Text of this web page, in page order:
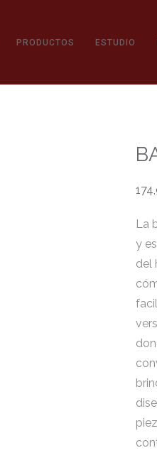
PRODUCTOS ESTUDIO
La
y
del